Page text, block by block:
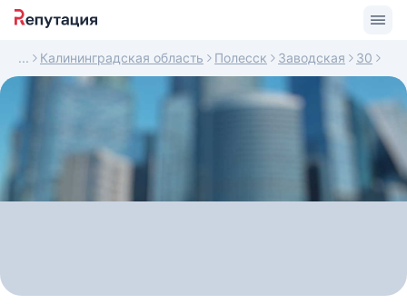
Калининградская область Полесск Заводская 30